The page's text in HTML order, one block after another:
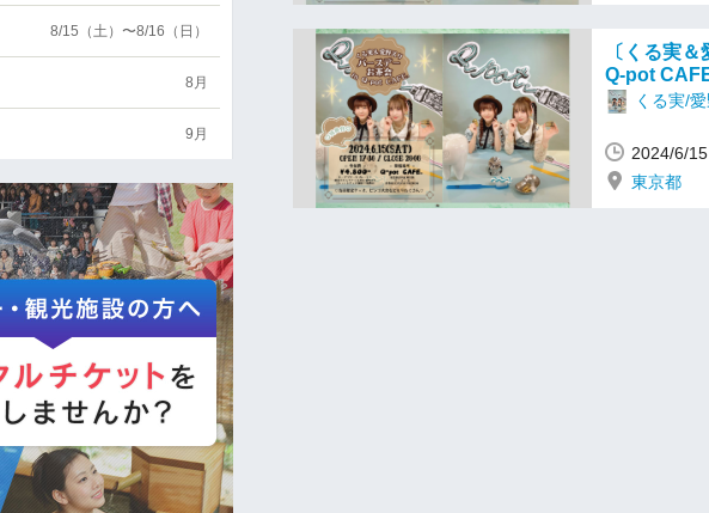
〔くる実
Q-pot
くる実/
2024/6/15
東京都
8/15（土）〜8/16（日）
8月
9月